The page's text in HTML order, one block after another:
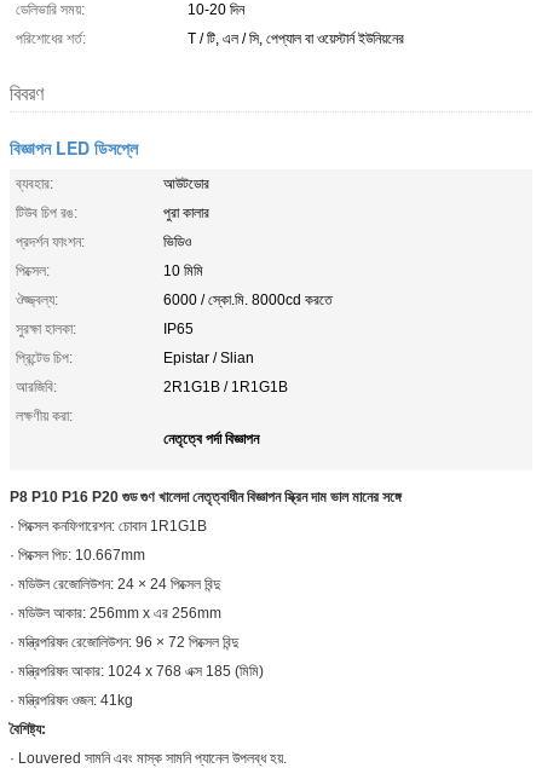
ডেলিভারি সময়:
10-20 দিন
পরিশোধের শর্ত:
T / টি, এল / সি, পেপ্যাল ​​বা ওয়েস্টার্ন ইউনিয়নের
বিবরণ
বিজ্ঞাপন LED ডিসপ্লে
ব্যবহার:
আউটডোর
টিউব চিপ রঙ:
পুরা কালার
প্রদর্শন ফাংশন:
ভিডিও
পিক্সেল:
10 মিমি
ঔজ্জ্বল্য:
6000 / স্কো.মি. 8000cd করতে
সুরক্ষা হালকা:
IP65
প্রিন্টেড চিপ:
Epistar / Slian
আরজিবি:
2R1G1B / 1R1G1B
লক্ষণীয় করা:
নেতৃত্বে পর্দা বিজ্ঞাপন
P8 P10 P16 P20 গুড গুণ খালেদা নেতৃত্বাধীন বিজ্ঞাপন স্ক্রিন দাম ভাল মানের সঙ্গে
· পিক্সেল কনফিগারেশন: চোবান 1R1G1B
· পিক্সেল পিচ: 10.667mm
· মডিউল রেজোলিউশন: 24 × 24 পিক্সেল বিন্দু
· মডিউল আকার: 256mm x এর 256mm
· মন্ত্রিপরিষদ রেজোলিউশন: 96 × 72 পিক্সেল বিন্দু
· মন্ত্রিপরিষদ আকার: 1024 x 768 এক্স 185 (মিমি)
· মন্ত্রিপরিষদ ওজন: 41kg
বৈশিষ্ট্য:
· Louvered সামনি এবং মাস্ক সামনি প্যানেল উপলব্ধ হয়.